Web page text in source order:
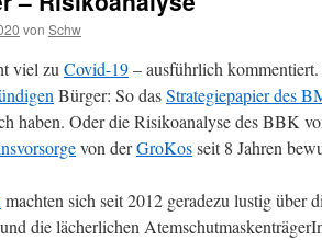
von Schw
viel zu Covid-19– ausführlich
Bürger: So dasStrategiepapier des
haben. Oder die Risikoanalyse des BBK
von derGroKosseit 8 Jahren
machten sich seit 2012 geradezu lustig über
die lächerlichen